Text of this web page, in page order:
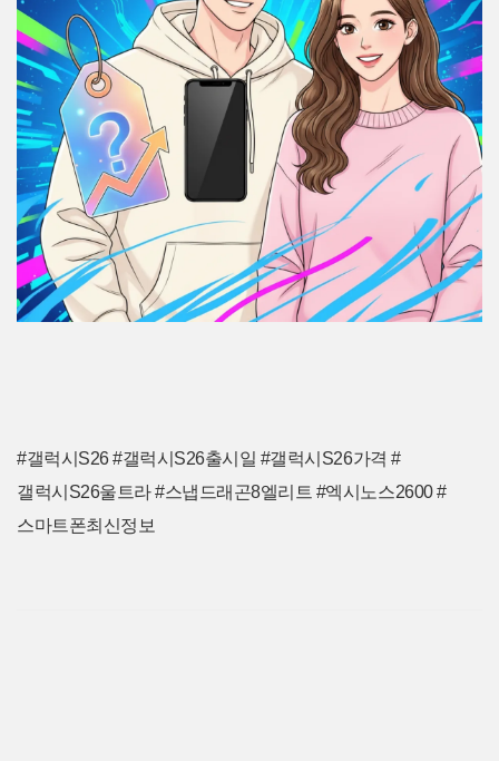
#갤럭시S26 #갤럭시S26출시일 #갤럭시S26가격 #
갤럭시S26울트라 #스냅드래곤8엘리트 #엑시노스2600 #
스마트폰최신정보